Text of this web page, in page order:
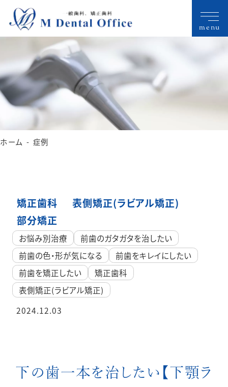
ホーム 症例
矯正歯科
表側矯正(ラビアル矯正)
部分矯正
お悩み別治療
前歯のガタガタを治したい
前歯の色・形が気になる
前歯をキレイにしたい
前歯を矯正したい
矯正歯科
表側矯正(ラビアル矯正)
2024.12.03
下の歯一本を治したい【下顎ラ
menu